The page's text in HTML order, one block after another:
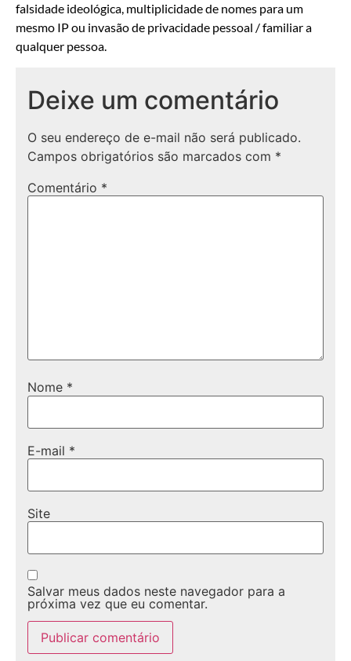
falsidade ideológica, multiplicidade de nomes para um
mesmo IP ou invasão de privacidade pessoal / familiar a
qualquer pessoa.
Deixe um comentário
O seu endereço de e-mail não será publicado.
Campos obrigatórios são marcados com *
Comentário *
Nome *
E-mail *
Site
Salvar meus dados neste navegador para a
próxima vez que eu comentar.